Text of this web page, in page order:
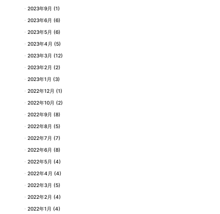
2023年9月 (1)
2023年6月 (6)
2023年5月 (6)
2023年4月 (5)
2023年3月 (12)
2023年2月 (2)
2023年1月 (3)
2022年12月 (1)
2022年10月 (2)
2022年9月 (8)
2022年8月 (5)
2022年7月 (7)
2022年6月 (8)
2022年5月 (4)
2022年4月 (4)
2022年3月 (5)
2022年2月 (4)
2022年1月 (4)